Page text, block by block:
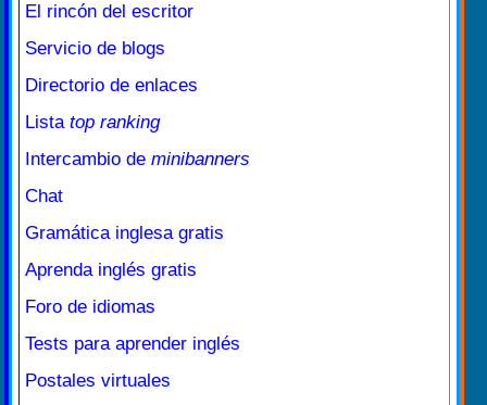
El rincón del escritor
Servicio de blogs
Directorio de enlaces
Lista top ranking
Intercambio de minibanners
Chat
Gramática inglesa gratis
Aprenda inglés gratis
Foro de idiomas
Tests para aprender inglés
Postales virtuales